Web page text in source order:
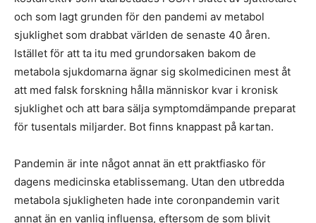
och som lagt grunden för den pandemi av metabol
sjuklighet som drabbat världen de senaste 40 åren.
Istället för att ta itu med grundorsaken bakom de
metabola sjukdomarna ägnar sig skolmedicinen mest åt
att med falsk forskning hålla människor kvar i kronisk
sjuklighet och att bara sälja symptomdämpande preparat
för tusentals miljarder. Bot finns knappast på kartan.
Pandemin är inte något annat än ett praktfiasko för
dagens medicinska etablissemang. Utan den utbredda
metabola sjukligheten hade inte coronpandemin varit
annat än en vanlig influensa, eftersom de som blivit